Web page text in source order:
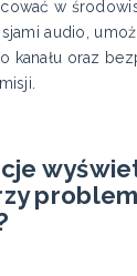
w
audio,
kanału oraz